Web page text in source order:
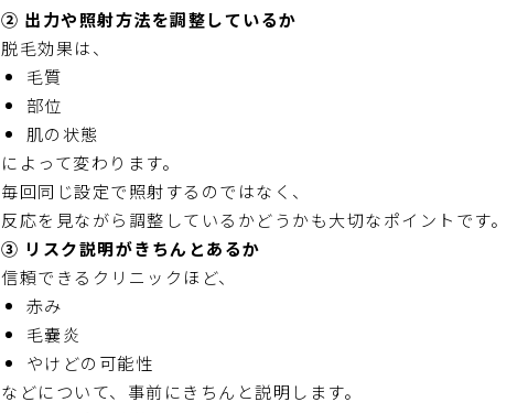
② 出力や照射方法を調整しているか
脱毛効果は、
毛質
部位
肌の状態
によって変わります。
毎回同じ設定で照射するのではなく、
反応を見ながら調整しているかどうかも大切なポイントです。
③ リスク説明がきちんとあるか
信頼できるクリニックほど、
赤み
毛嚢炎
やけどの可能性
などについて、事前にきちんと説明します。